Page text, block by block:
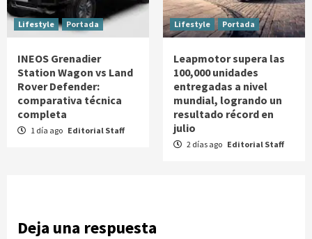
Lifestyle Portada
INEOS Grenadier
Station Wagon vs Land
Rover Defender:
comparativa técnica
completa
1 día ago Editorial Staff
Lifestyle Portada
Leapmotor supera las
100,000 unidades
entregadas a nivel
mundial, logrando un
resultado récord en
julio
2 días ago Editorial Staff
Deja una respuesta